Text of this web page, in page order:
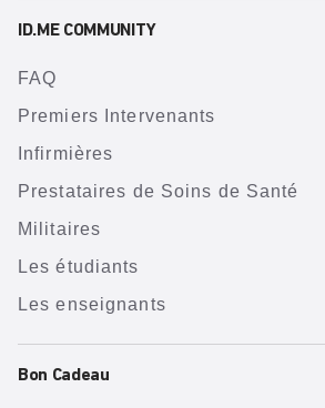
ID.ME COMMUNITY
FAQ
Premiers Intervenants
Infirmières
Prestataires de Soins de Santé
Militaires
Les étudiants
Les enseignants
Bon Cadeau